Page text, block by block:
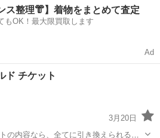
ら お仕事帰りに遊びに行くのにも便利
警備員
ス整理👘】着物をまとめて査定
もOK！最大限買取します
Ad
ド チケット
3月20日
の内容なら、全てに引き換えられるチ